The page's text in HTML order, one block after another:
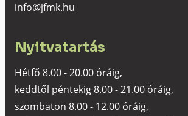
info@jfmk.hu
Nyitvatartás
Hétfő 8.00 - 20.00 óráig,
keddtől péntekig 8.00 - 21.00 óráig,
szombaton 8.00 - 12.00 óráig,